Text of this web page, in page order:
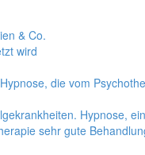
& Co.
wird
die vom
Hypnose,
sehr gute